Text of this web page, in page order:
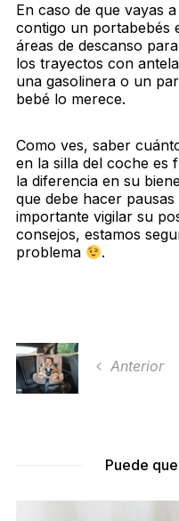
En caso de que vayas
contigo un portabebés
áreas de descanso
los trayectos con
una gasolinera o un
bebé lo merece.
Como ves, saber
en la silla del coche es
la diferencia en su
que debe hacer
importante vigilar su
consejos, estamos
problema
.
Anterior
Puede